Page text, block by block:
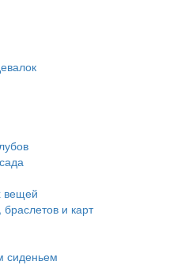
вещей
и карт
сиденьем